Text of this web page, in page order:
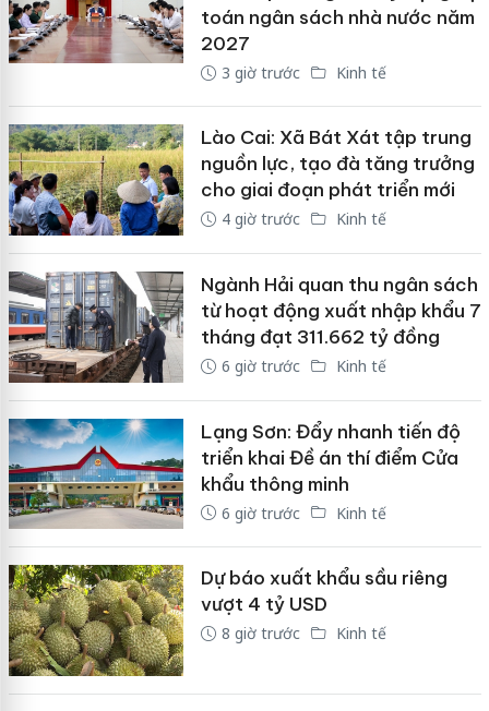
toán ngân sách nhà nước năm
2027
3 giờ trước Kinh tế
Lào Cai: Xã Bát Xát tập trung
nguồn lực, tạo đà tăng trưởng
cho giai đoạn phát triển mới
4 giờ trước Kinh tế
Ngành Hải quan thu ngân sách
từ hoạt động xuất nhập khẩu 7
tháng đạt 311.662 tỷ đồng
6 giờ trước Kinh tế
Lạng Sơn: Đẩy nhanh tiến độ
triển khai Đề án thí điểm Cửa
khẩu thông minh
6 giờ trước Kinh tế
Dự báo xuất khẩu sầu riêng
vượt 4 tỷ USD
8 giờ trước Kinh tế